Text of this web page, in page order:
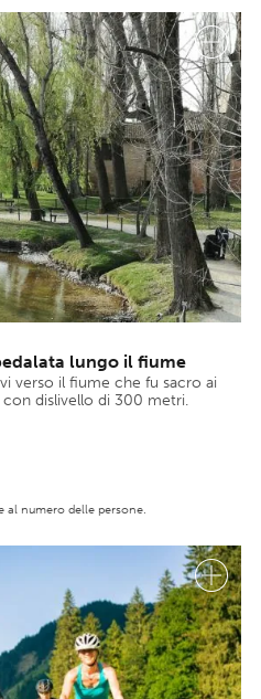
lungo il fiume
verso il fiume che fu sacro ai
con dislivello di 300 metri.
al numero delle persone.